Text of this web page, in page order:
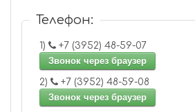
Телефон:
1)
+7 (3952) 48-59-07
Звонок через браузер
2)
+7 (3952) 48-59-08
Звонок через браузер